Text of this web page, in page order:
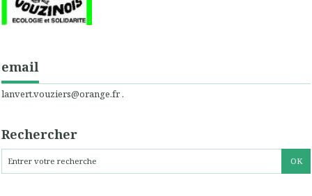
email
lanvert.vouziers@orange.fr .
Rechercher